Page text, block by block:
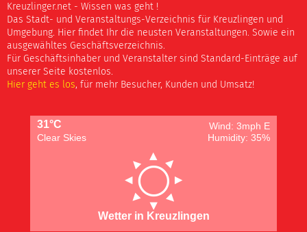
Kreuzlinger.net - Wissen was geht !
Das Stadt- und Veranstaltungs-Verzeichnis für Kreuzlingen und
Umgebung. Hier findet Ihr die neusten Veranstaltungen. Sowie ein
ausgewähltes Geschäftsverzeichnis.
Für Geschäftsinhaber und Veranstalter sind Standard-Einträge auf
unserer Seite kostenlos.
Hier geht es los, für mehr Besucher, Kunden und Umsatz!
31°C
Wind: 3mph E
Clear Skies
Humidity: 35%
Wetter in Kreuzlingen